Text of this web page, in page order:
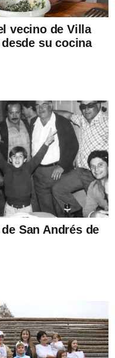
vecino de Villa
su cocina
San Andrés de